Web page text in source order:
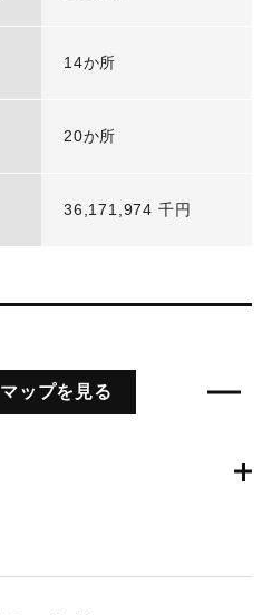
14か所
20か所
36,171,974 千円
マップを見る